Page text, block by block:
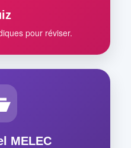
pour réviser.
MELEC